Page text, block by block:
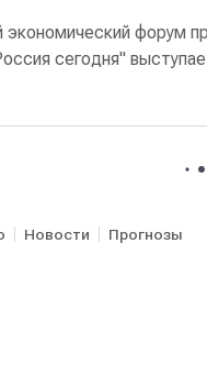
форум
сегодня"
Новости Прогнозы